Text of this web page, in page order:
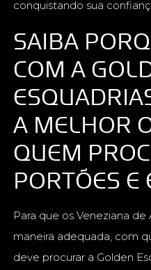
conquistando sua
SAIBA
COM A
A MELHOR
QUEM
PORTÕES
Para que os Veneziana
maneira adequada, com
deve procurar a Golden